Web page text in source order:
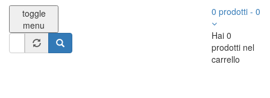
toggle
menu
Form
0 prodotti - 0
Hai 0
prodotti nel
carrello